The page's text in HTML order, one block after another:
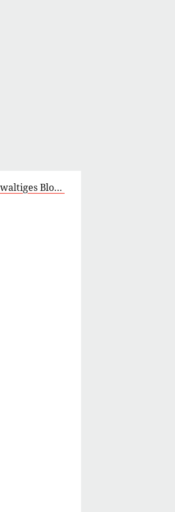
Dieser Abenteuerfilm bei Netflix rettet euren Sonntagabend: Ein bildgewaltiges Blockbuster-Epos